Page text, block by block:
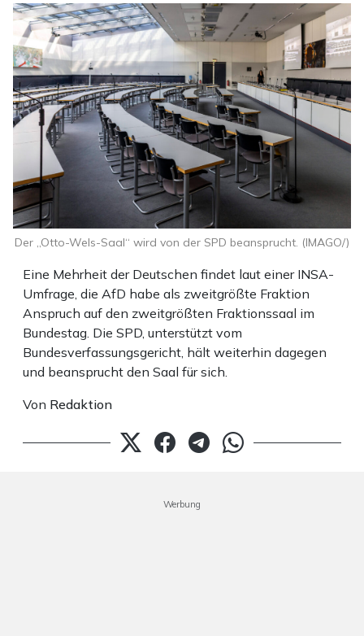
Eine Mehrheit der Deutschen findet laut einer INSA-
Umfrage, die AfD habe als zweitgrößte Fraktion
Anspruch auf den zweitgrößten Fraktionssaal im
Bundestag. Die SPD, unterstützt vom
Bundesverfassungsgericht, hält weiterhin dagegen
und beansprucht den Saal für sich.
Von Redaktion
Der „Otto-Wels-Saal“ wird von der SPD beansprucht. (IMAGO/)
Werbung